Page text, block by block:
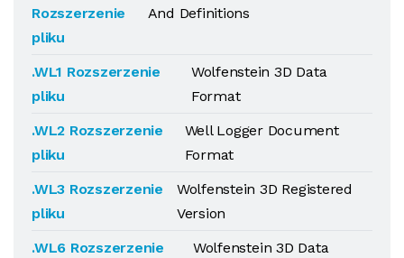
Rozszerzenie
pliku
And Definitions
.WL1 Rozszerzenie
pliku
Wolfenstein 3D Data
Format
.WL2 Rozszerzenie
pliku
Well Logger Document
Format
.WL3 Rozszerzenie
pliku
Wolfenstein 3D Registered
Version
.WL6 Rozszerzenie
Wolfenstein 3D Data